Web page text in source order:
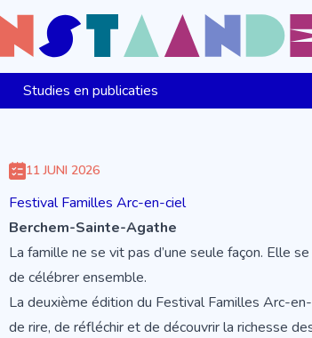
Studies en publicaties
11 JUNI 2026
Festival Familles Arc-en-ciel
Berchem-Sainte-Agathe
La famille ne se vit pas d’une seule façon. Elle
de célébrer ensemble.
La deuxième édition du Festival Familles Arc-
de rire, de réfléchir et de découvrir la richesse